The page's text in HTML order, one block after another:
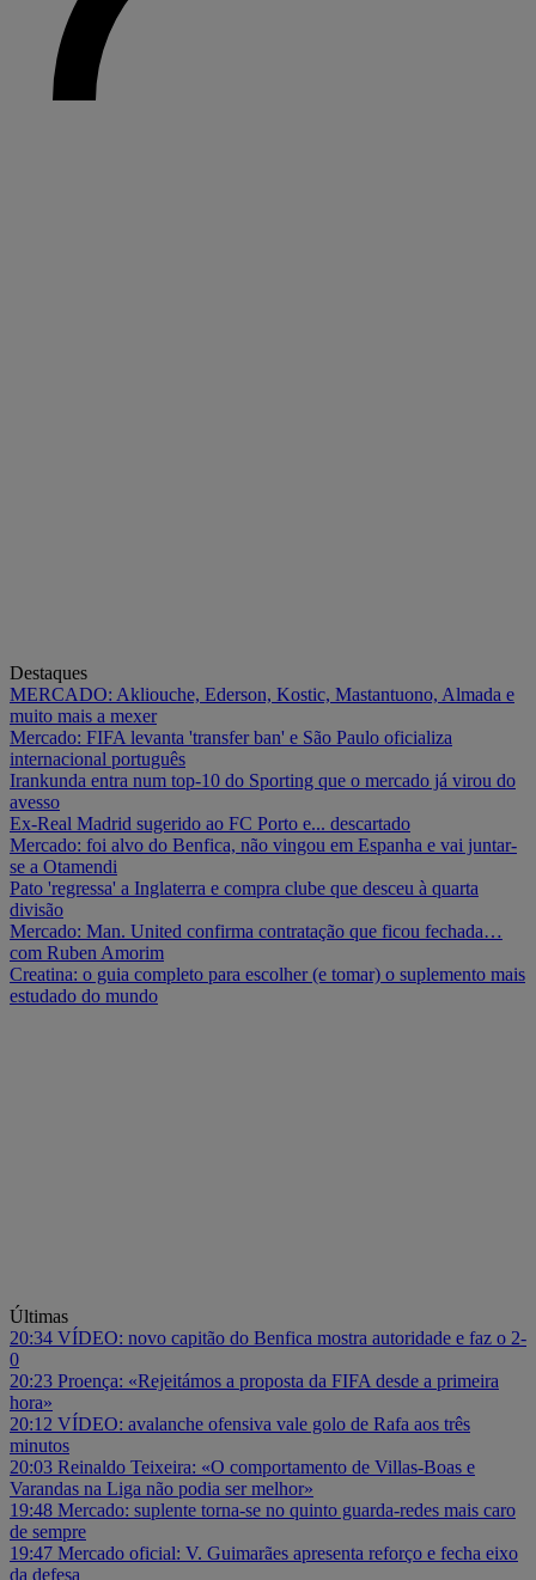
Destaques
MERCADO: Akliouche, Ederson, Kostic, Mastantuono, Almada e
muito mais a mexer
Mercado: FIFA levanta 'transfer ban' e São Paulo oficializa
internacional português
Irankunda entra num top-10 do Sporting que o mercado já virou do
avesso
Ex-Real Madrid sugerido ao FC Porto e... descartado
Mercado: foi alvo do Benfica, não vingou em Espanha e vai juntar-
se a Otamendi
Pato 'regressa' a Inglaterra e compra clube que desceu à quarta
divisão
Mercado: Man. United confirma contratação que ficou fechada…
com Ruben Amorim
Creatina: o guia completo para escolher (e tomar) o suplemento mais
estudado do mundo
Últimas
20:34 VÍDEO: novo capitão do Benfica mostra autoridade e faz o 2-
0
20:23 Proença: «Rejeitámos a proposta da FIFA desde a primeira
hora»
20:12 VÍDEO: avalanche ofensiva vale golo de Rafa aos três
minutos
20:03 Reinaldo Teixeira: «O comportamento de Villas-Boas e
Varandas na Liga não podia ser melhor»
19:48 Mercado: suplente torna-se no quinto guarda-redes mais caro
de sempre
19:47 Mercado oficial: V. Guimarães apresenta reforço e fecha eixo
da defesa